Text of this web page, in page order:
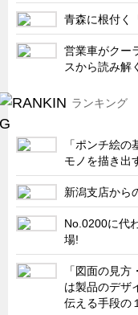
営業、丸ごとフカボリ
新製品開発最前線
Before After
隠れた名品
PICK UP NEWS
ポンチ絵の基礎と描き方
図面の見方・書き方
キャビネット工業会規
ズバッとお悩み解決 テ
瀧源点回帰
光る技術！未来へのモノ
青森に根付く
営業車がクー
スから読み解
ランキング
「ポンチ絵
モノを描き出
新潟支店から
No.0200に代
場!
「図面の見
は製品のデザ
伝える手段の